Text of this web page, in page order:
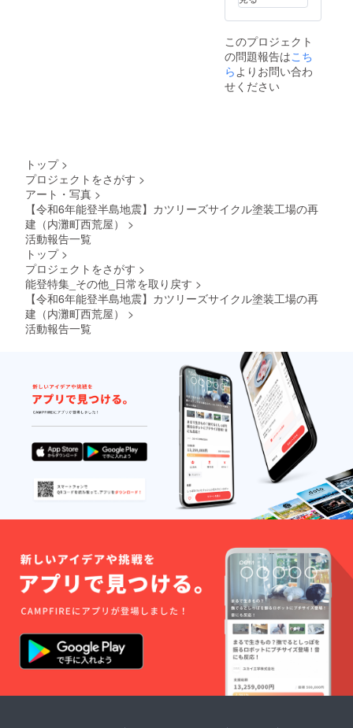
のほど
よろし
いいた
しま
す。
クーポ
ンにつ
は、支
援金額
にかか
わら
ず、お
何卒、
ご協力
す。
を発行
いたし
（有効
期限：3
年間）
※クーポ
ンの利
はでま
せん。
の上乗
せが可
クーポ
ンにつ
いて
は、支
援金額
にかか
わら
ず、お
一人様1
枚まで
となり
ますの
で、予
めご了
さい。
何卒、
ご協力
のほど
よろし
くお願
いいた
しま
す。
cebook.
com/m
/?
set=a.4
901083
977377
81&typ
のレプ
リカ）
/?
set=a.7
e=3 ※画
像はイ
メージ
です。
実際の
施工と
は異な
りま
す。 ※
工場再
開後か
ら使え
るもの
を発行
ます。
（有効
期限：3
年間）
※クーポ
ンの利
用金額
に満た
ない場
差額は
無効と
なり、
このプロジェクト
の問題報告はこち
らよりお問い合わ
せください
トップ >
プロジェクトをさがす >
アート・写真 >
【令和6年能登半島地震】カツリーズサイクル塗装工場の再
建（内灘町西荒屋）
>
活動報告一覧
トップ >
プロジェクトをさがす >
能登特集_その他_日常を取り戻す >
【令和6年能登半島地震】カツリーズサイクル塗装工場の再
建（内灘町西荒屋）
>
活動報告一覧